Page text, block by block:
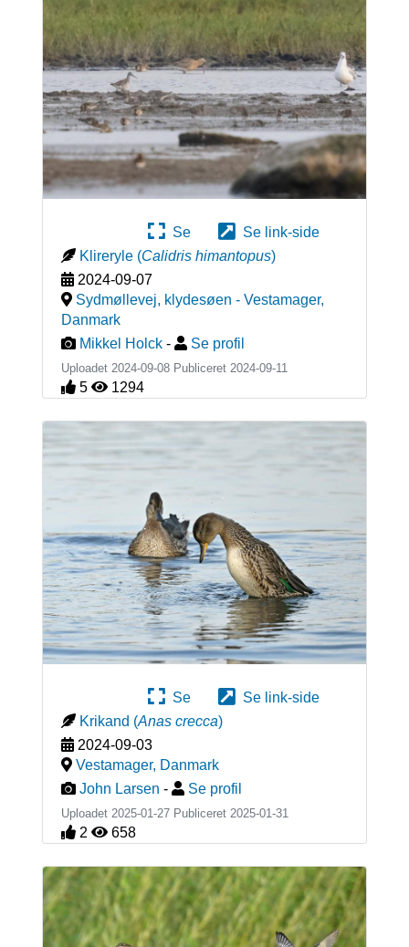
Se
Se link-side
Klireryle (Calidris himantopus)
2024-09-07
Sydmøllevej, klydesøen - Vestamager,
Danmark
Mikkel Holck - Se profil
Uploadet 2024-09-08 Publiceret 2024-09-11
5 1294
Se
Se link-side
Krikand (Anas crecca)
2024-09-03
Vestamager, Danmark
John Larsen - Se profil
Uploadet 2025-01-27 Publiceret 2025-01-31
2 658